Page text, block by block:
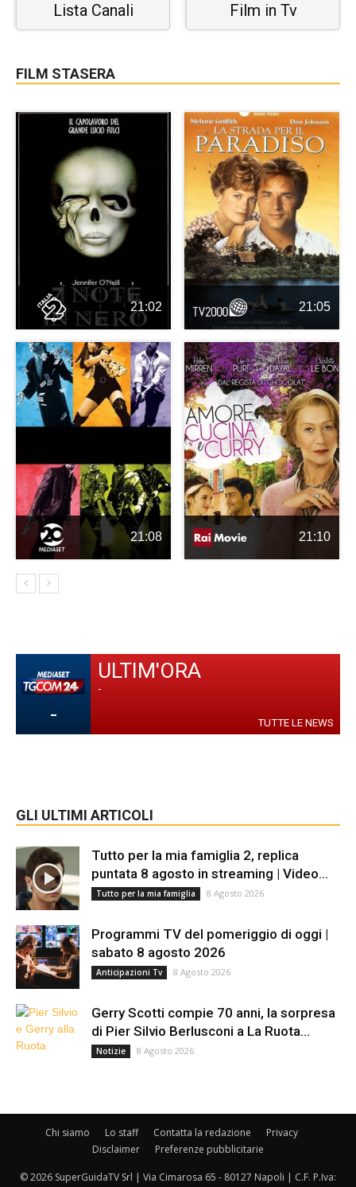
Lista Canali Film in Tv
FILM STASERA
21:02 21:05
21:08 21:10
-
ULTIM'ORA
-
TUTTE LE NEWS
GLI ULTIMI ARTICOLI
Tutto per la mia famiglia 2, replica
puntata 8 agosto in streaming | Video...
Tutto per la mia famiglia 8 Agosto 2026
Programmi TV del pomeriggio di oggi |
sabato 8 agosto 2026
Anticipazioni Tv 8 Agosto 2026
Gerry Scotti compie 70 anni, la sorpresa
di Pier Silvio Berlusconi a La Ruota...
Notizie 8 Agosto 2026
Chi siamo Lo staff Contatta la redazione
Privacy
Disclaimer
Preferenze pubblicitarie
© 2026 SuperGuidaTV Srl | Via Cimarosa 65 - 80127 Napoli | C.F. P.Iva: